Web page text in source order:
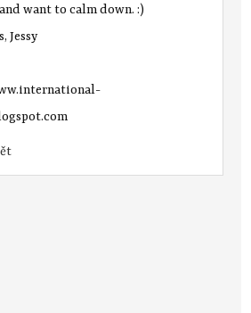
want to calm down. :)
Jessy